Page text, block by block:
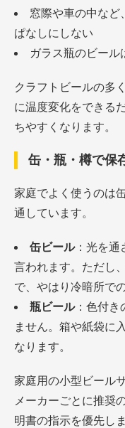
窓際や車の中など
ぱなしにしない
ガラス瓶のビール
クラフトビールの多
に温度変化をできる
ちやすくなります。
缶・瓶・樽で保
家庭でよく使うのは
通しています。
缶ビール：光を通
言われます。ただし
で、やはり冷暗所で
瓶ビール：色付き
ません。箱や紙袋に
なります。
家庭用の小型ビール
メーカーごとに推奨
明書の指示を優先し